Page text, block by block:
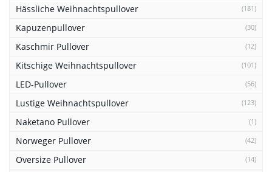
Hässliche Weihnachtspullover (181)
Kapuzenpullover (30)
Kaschmir Pullover (12)
Kitschige Weihnachtspullover (101)
LED-Pullover (56)
Lustige Weihnachtspullover (123)
Naketano Pullover (1)
Norweger Pullover (42)
Oversize Pullover (14)